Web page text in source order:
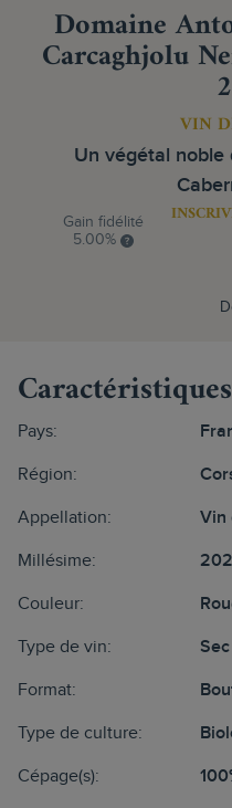
Domaine
Carcaghjolu
VIN
Un végétal noble
Gain fidélité
5.00%
Caractéristiques
Pays:
Région:
Appellation: Vin
Millésime:
Couleur:
Type de vin: Sec
Format:
Type de culture:
Cépage(s):